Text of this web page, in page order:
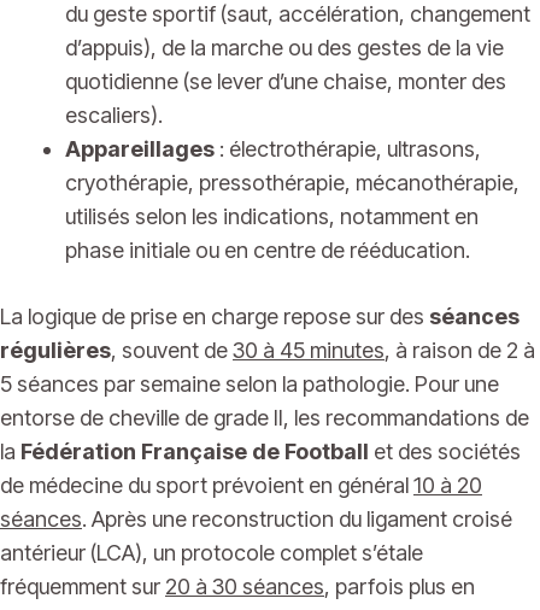
du geste sportif (saut, accélération, changement
d’appuis), de la marche ou des gestes de la vie
quotidienne (se lever d’une chaise, monter des
escaliers).
Appareillages : électrothérapie, ultrasons,
cryothérapie, pressothérapie, mécanothérapie,
utilisés selon les indications, notamment en
phase initiale ou en centre de rééducation.
La logique de prise en charge repose sur des séances
régulières, souvent de30 à 45 minutes, à raison de 2 à
5 séances par semaine selon la pathologie. Pour une
entorse de cheville de grade II, les recommandations de
la Fédération Française de Football et des sociétés
de médecine du sport prévoient en général10 à 20
séances. Après une reconstruction du ligament croisé
antérieur (LCA), un protocole complet s’étale
fréquemment sur 20 à 30 séances, parfois plus en